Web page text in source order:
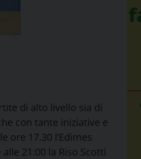
di alto livello sia di
con tante iniziative e
ore 17.30 l’Edimes
21:00 la Riso Scotti